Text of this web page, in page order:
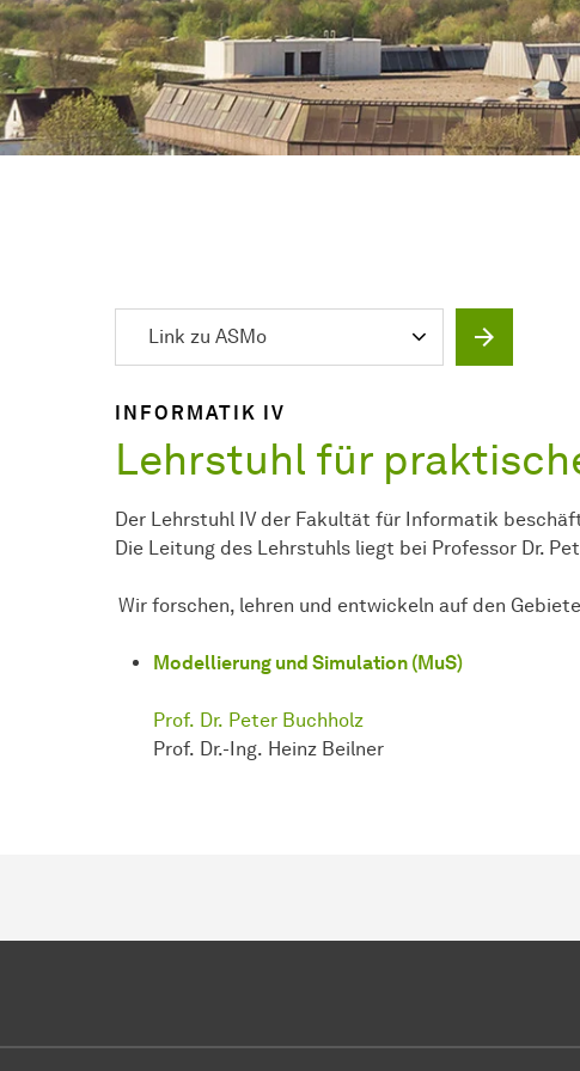
Link zu ASMo
INFORMATIK IV
Lehrstuhl für
Der Lehrstuhl IV der Fakultät für Informatik
Die Leitung des Lehrstuhls liegt bei Professor Dr.
Wir forschen, lehren und entwickeln auf den
Modellierung und Simulation (MuS)
Prof. Dr. Peter Buchholz
Prof. Dr.-Ing. Heinz Beilner